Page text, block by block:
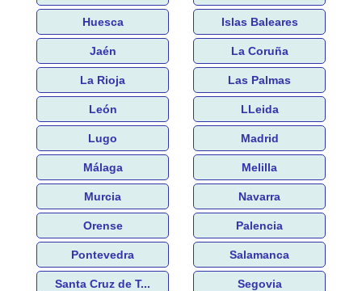
Huesca Islas Baleares
Jaén La Coruña
La Rioja Las Palmas
León LLeida
Lugo Madrid
Málaga Melilla
Murcia Navarra
Orense Palencia
Pontevedra Salamanca
Santa Cruz de T... Segovia